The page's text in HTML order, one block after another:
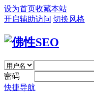
设为首页收藏本站
开启辅助访问 切换风格
密码
快捷导航